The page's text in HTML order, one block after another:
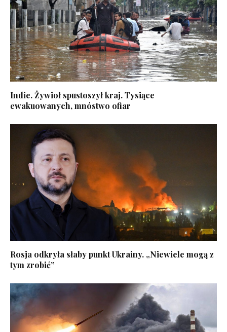
Indie. Żywioł spustoszył kraj. Tysiące
ewakuowanych, mnóstwo ofiar
Rosja odkryła słaby punkt Ukrainy. „Niewiele mogą z
tym zrobić”